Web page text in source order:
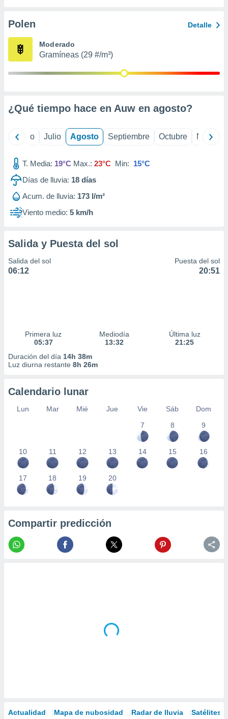
e
mediante
de
Polen Detalle
Moderado
Gramíneas (29 #/m³)
¿Qué tiempo hace en Auw en agosto?
Junio Julio Agosto Septiembre Octubre
T. Media: 19°C Max.: 23°C Min: 15°C
Días de lluvia: 18 días
Acum. de lluvia: 173 l/m²
Viento medio: 5 km/h
Salida y Puesta del sol
Salida del sol
06:12
Puesta del sol
20:51
Primera luz
05:37
Mediodía
13:32
Última luz
21:25
Duración del día 14h 38m
Luz diurna restante 8h 26m
Calendario lunar
Lun Mar Mié Jue Vie Sáb
Dom
7
8 9
10 11 12 13 14 15 16
17 18 19 20
Compartir predicción
Actualidad Mapa de nubosidad Radar de lluvia Satélites